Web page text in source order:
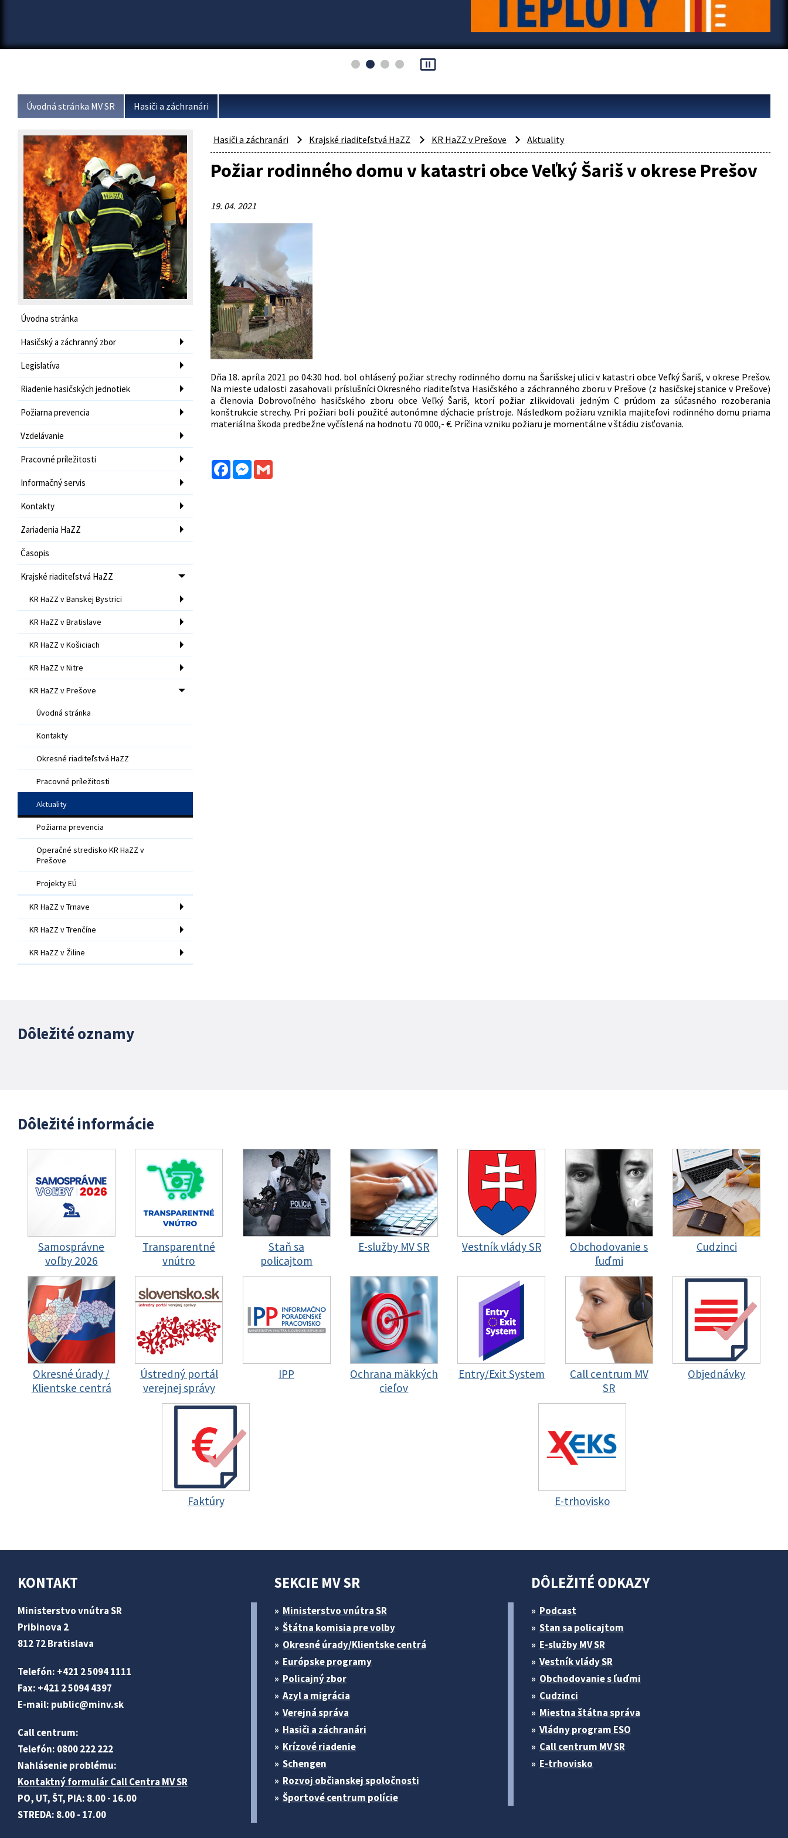
pause_presentation
Úvodná stránka MV SR Hasiči a záchranári
Úvodna stránka
Hasičský a záchranný zbor
Legislatíva
Riadenie hasičských jednotiek
Požiarna prevencia
Vzdelávanie
Pracovné príležitosti
Informačný servis
Kontakty
Zariadenia HaZZ
Časopis
Krajské riaditeľstvá HaZZ
KR HaZZ v Banskej Bystrici
KR HaZZ v Bratislave
KR HaZZ v Košiciach
KR HaZZ v Nitre
KR HaZZ v Prešove
Úvodná stránka
Kontakty
Okresné riaditeľstvá HaZZ
Pracovné príležitosti
Aktuality
Požiarna prevencia
Operačné stredisko KR HaZZ v
Prešove
Projekty EÚ
KR HaZZ v Trnave
KR HaZZ v Trenčíne
KR HaZZ v Žiline
Hasiči a záchranári Krajské riaditeľstvá HaZZ KR HaZZ v Prešove Aktuality
Požiar rodinného domu v katastri obce Veľký Šariš v okrese Prešov
19. 04. 2021
Dňa 18. apríla 2021 po 04:30 hod. bol ohlásený požiar strechy rodinného domu na Šarišskej ulici v katastri obce Veľký Šariš, v okrese Prešov.
Na mieste udalosti zasahovali príslušníci Okresného riaditeľstva Hasičského a záchranného zboru v Prešove (z hasičskej stanice v Prešove)
a členovia Dobrovoľného hasičského zboru obce Veľký Šariš, ktorí požiar zlikvidovali jedným C prúdom za súčasného rozoberania
konštrukcie strechy. Pri požiari boli použité autonómne dýchacie prístroje. Následkom požiaru vznikla majiteľovi rodinného domu priama
materiálna škoda predbežne vyčíslená na hodnotu 70 000,- €. Príčina vzniku požiaru je momentálne v štádiu zisťovania.
FacebookMessenger
Gmail
Dôležité oznamy
Dôležité informácie
Samosprávne
voľby 2026
Transparentné
vnútro
Staň sa
policajtom
E-služby MV SR Vestník vlády SR
Obchodovanie s
ľuďmi
Cudzinci
Okresné úrady /
Klientske centrá
Ústredný portál
verejnej správy
IPP
Ochrana mäkkých
cieľov
Entry/Exit System
Call centrum MV
SR
Objednávky
Faktúry E-trhovisko
KONTAKT
Ministerstvo vnútra SR
Pribinova 2
812 72 Bratislava
Telefón: +421 2 5094 1111
Fax: +421 2 5094 4397
E-mail: public@minv.sk
Call centrum:
Telefón: 0800 222 222
Nahlásenie problému:
Kontaktný formulár Call Centra MV SR
PO, UT, ŠT, PIA: 8.00 - 16.00
STREDA: 8.00 - 17.00
SEKCIE MV SR
Ministerstvo vnútra SR
Štátna komisia pre volby
Okresné úrady/Klientske centrá
Európske programy
Policajný zbor
Azyl a migrácia
Verejná správa
Hasiči a záchranári
Krízové riadenie
Schengen
Rozvoj občianskej spoločnosti
Športové centrum polície
DÔLEŽITÉ ODKAZY
Podcast
Stan sa policajtom
E-služby MV SR
Vestník vlády SR
Obchodovanie s ľuďmi
Cudzinci
Miestna štátna správa
Vládny program ESO
Call centrum MV SR
E-trhovisko